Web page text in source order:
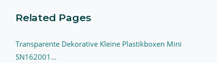
Related Pages
Transparente Dekorative Kleine Plastikboxen Mini
SN162001...